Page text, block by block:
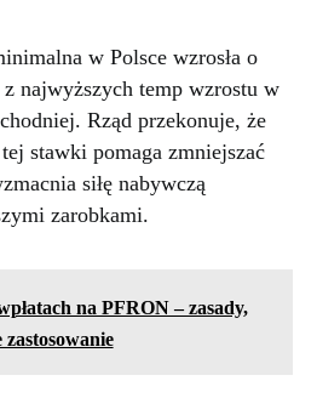
w Polsce wzrosła o
najwyższych temp wzrostu w
Rząd przekonuje, że
stawki pomaga zmniejszać
siłę nabywczą
zarobkami.
na PFRON – zasady,